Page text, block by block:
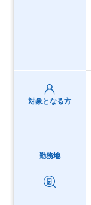
対象となる方
勤務地